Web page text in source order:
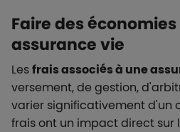
Faire des
assurance vie
Lesfrais associés à une
versement, de gestion,
varier significativement d'un
frais ont un impact direct